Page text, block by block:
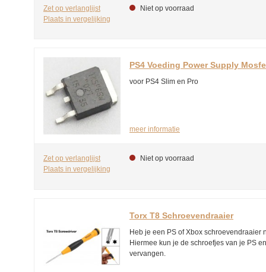
Zet op verlanglijst
Plaats in vergelijking
Niet op voorraad
PS4 Voeding Power Supply
voor PS4 Slim en Pro
meer informatie
Zet op verlanglijst
Plaats in vergelijking
Niet op voorraad
Torx T8 Schroevendraaier
Heb je een PS of Xbox schroevendraaier
Hiermee kun je de schroefjes van je PS
vervangen.